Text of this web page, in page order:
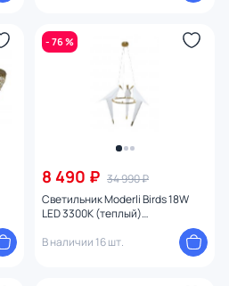
- 76 %
8 490 ₽ 34 990 ₽
Светильник Moderli Birds 18W
LED 3300К (теплый)
В наличии 16 шт.